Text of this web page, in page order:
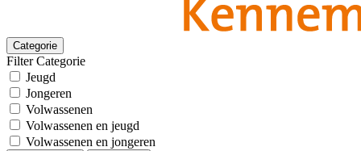
Categorie
Filter Categorie
Jeugd
Jongeren
Volwassenen
Volwassenen en jeugd
Volwassenen en jongeren